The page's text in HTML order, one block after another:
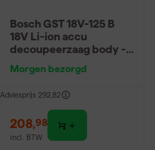
Bosch GST 18V-125 B
18V Li-ion accu
decoupeerzaag body -
06016B3001
Morgen bezorgd
Adviesprijs 292,82
208,98
incl. BTW